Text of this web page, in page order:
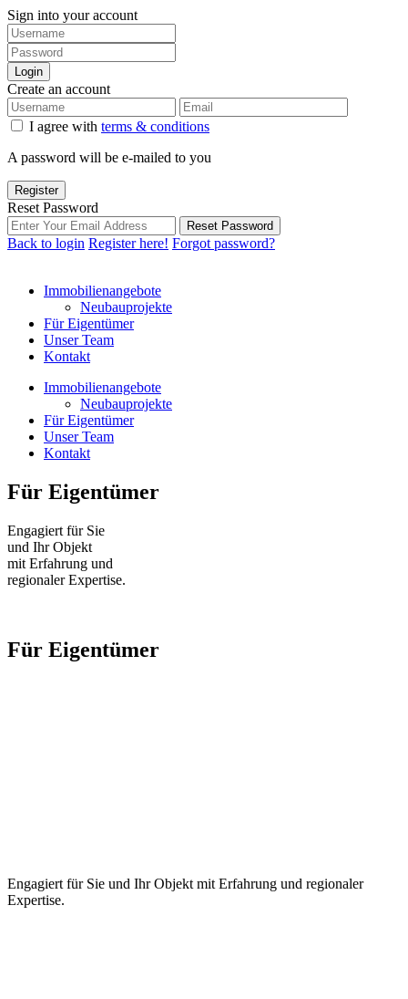
Sign into your account
Login
Create an account
I agree with terms & conditions
A password will be e-mailed to you
Register
Reset Password
Reset Password
Back to login Register here! Forgot password?
Immobilienangebote
Neubauprojekte
Für Eigentümer
Unser Team
Kontakt
Immobilienangebote
Neubauprojekte
Für Eigentümer
Unser Team
Kontakt
Für Eigentümer
Engagiert für Sie
und Ihr Objekt
mit Erfahrung und
regionaler Expertise.
Für Eigentümer
Engagiert für Sie und Ihr Objekt mit Erfahrung und regionaler
Expertise.